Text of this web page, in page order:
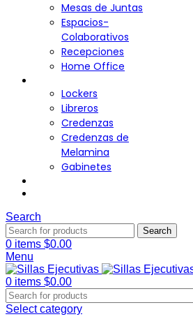
Mesas de Juntas
Espacios-
Colaborativos
Recepciones
Home Office
Lockers
Libreros
Credenzas
Credenzas de
Melamina
Gabinetes
Search
Search
0 items $0.00
Menu
0 items $0.00
Select category